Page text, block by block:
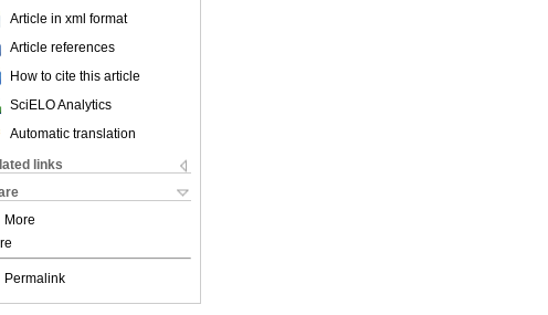
Article in xml format
Article references
How to cite this article
SciELO Analytics
Automatic translation
links
More
Permalink